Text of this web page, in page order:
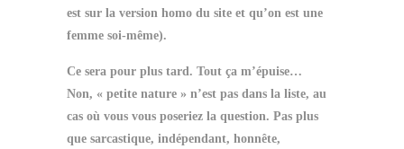
est sur la version homo du site et qu’on est une
femme soi-même).
Ce sera pour plus tard. Tout ça m’épuise…
Non, « petite nature » n’est pas dans la liste, au
cas où vous vous poseriez la question. Pas plus
que sarcastique, indépendant, honnête,